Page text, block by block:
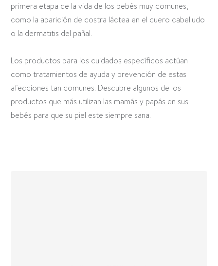
primera etapa de la vida de los bebés muy comunes,
como la aparición de costra láctea en el cuero cabelludo
o la dermatitis del pañal.
Los productos para los cuidados específicos actúan
como tratamientos de ayuda y prevención de estas
afecciones tan comunes. Descubre algunos de los
productos que más utilizan las mamás y papás en sus
bebés para que su piel este siempre sana.